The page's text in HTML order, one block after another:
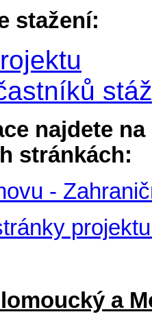
stažení:
najdete
stránkách:
-
a